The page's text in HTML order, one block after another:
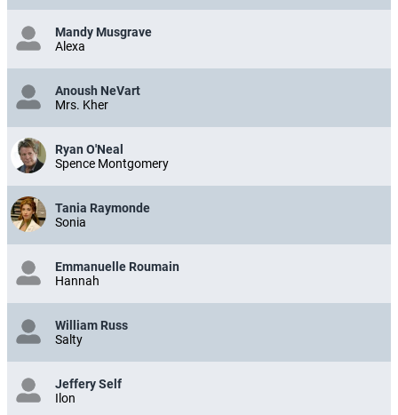
Mandy Musgrave
Alexa
Anoush NeVart
Mrs. Kher
Ryan O'Neal
Spence Montgomery
Tania Raymonde
Sonia
Emmanuelle Roumain
Hannah
William Russ
Salty
Jeffery Self
Ilon